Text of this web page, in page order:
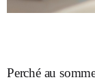
Perché au